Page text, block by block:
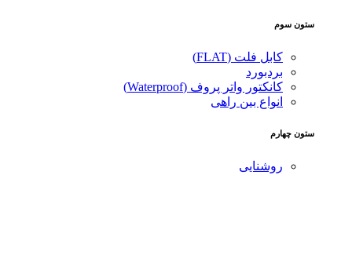
ستون سوم
کابل فلت (FLAT)
بردبورد
کانکتور واتر پروف (Waterproof)
انواع بین راهی
ستون چهارم
روشنایی